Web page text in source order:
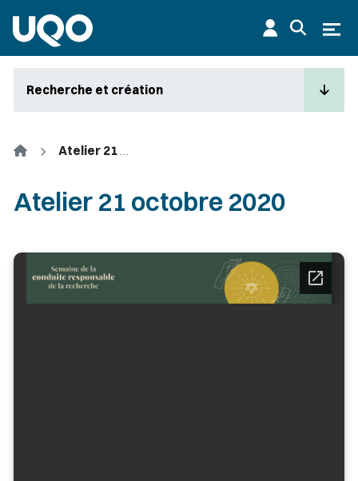
Recherche et création
Accueil Atelier 21 octobre 2020
Atelier 21 octobre 2020